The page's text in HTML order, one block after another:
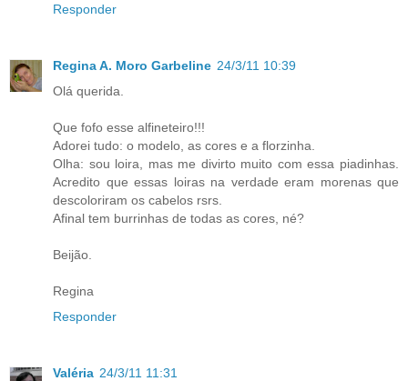
Responder
Regina A. Moro Garbeline 24/3/11 10:39
Olá querida.
Que fofo esse alfineteiro!!!
Adorei tudo: o modelo, as cores e a florzinha.
Olha: sou loira, mas me divirto muito com essa piadinhas.
Acredito que essas loiras na verdade eram morenas que
descoloriram os cabelos rsrs.
Afinal tem burrinhas de todas as cores, né?
Beijão.
Regina
Responder
Valéria 24/3/11 11:31